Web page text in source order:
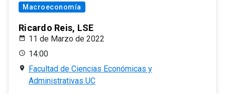
Macroeconomía
Ricardo Reis, LSE
11 de Marzo de 2022
14:00
Facultad de Ciencias Económicas y
Administrativas UC